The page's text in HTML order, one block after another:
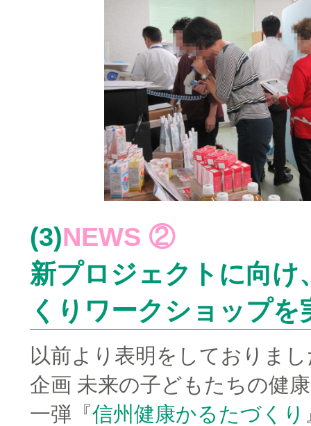
(3)NEWS ②
新プロジェクトに向け
くりワークショップを
以前より表明をしておりま
企画 未来の子どもたちの健
一弾『信州健康かるたづくり